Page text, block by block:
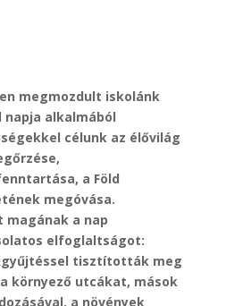
megmozdult iskolánk
napja alkalmából
célunk az élővilág
a Föld
megóvása.
magának a nap
elfoglaltságot:
tisztították meg
környező utcákat, mások
a növények